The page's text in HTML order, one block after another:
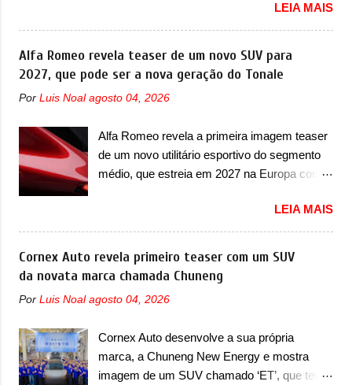
uma interpretação artística com o combinado
de traços monolíticos retos e circulares. O
desenvolvimento do modelo ainda continua
acontecendo e a marca fala que, em relação
ao I-Pace (primeiro elétrico da Jaguar), o
aprimoramentos pelas tecnologias
comprovadas nas pistas pela equipe campeã
mundial de carros elétricos. A marca
Rezvani apresentou as primeiras imagens
teaser de um novo superesportivo que vai
oferecer aos seus consumidores. Trata-se do
Dune, um cupê superesportivo que terá uma
proposta off-road assim como outros
esportivos recentemente tiveram, como o
Huracán Sterrato. E o modelo italiano tem
grande parte no desenvolvimento do Dune.
Baseado no Huracán, o Dune nasce com
apresentou com o Sterrato, mas com um
design ainda mais Mad Max – algo
característico da Rezvani. Junto com as
imagens, a marca já confirmou que o Dune
será um carro muito exclusivo. Ao todo,
para todo mundo, ou seja, limitado demais.
Ele será equipado com um motor V10
Supercharger capaz de desenvolver cerca de
LEIA MAIS
Alfa Romeo revela teaser de um novo SUV para
2027, que pode ser a nova geração do Tonale
Por Luis Noal agosto 04, 2026
Alfa Romeo revela a primeira imagem teaser
de um novo utilitário esportivo do segmento
médio, que estreia em 2027 na Europa com
revelou a primeira imagem teaser de um
novo utilitário esportivo da marca italiana,
previsto para ser lançado em meados de
2027. O novo modelo não tem nome ou se é
uma nova geração de um modelo existente, o
que poderia acontecer. Sabe-se apenas que
porte médio (C) e que seu lançamento foi
confirmado durante a Mesa Redonda
Nacional da Indústria Automotiva, organizada
LEIA MAIS
Cornex Auto revela primeiro teaser com um SUV
da novata marca chamada Chuneng
Por Luis Noal agosto 04, 2026
Cornex Auto desenvolve a sua própria
marca, a Chuneng New Energy e mostra
imagem de um SUV chamado ‘ET’, que teve